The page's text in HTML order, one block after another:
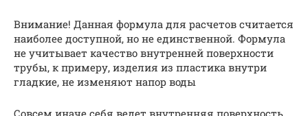
Внимание! Данная формула для расчетов считается
наиболее доступной, но не единственной. Формула
не учитывает качество внутренней поверхности
трубы, к примеру, изделия из пластика внутри
гладкие, не изменяют напор воды
Совсем иначе себя ведет внутренняя поверхность